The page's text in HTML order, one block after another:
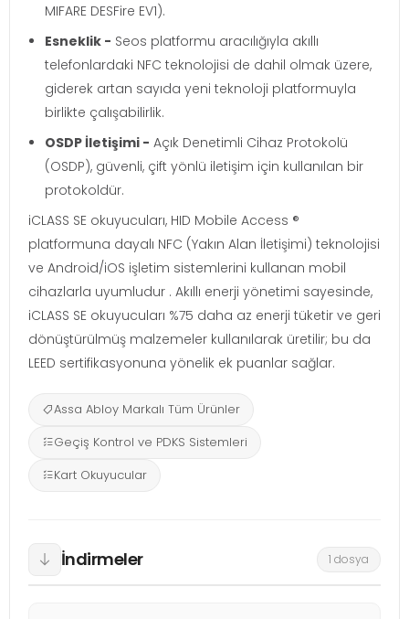
MIFARE DESFire EV1).
Esneklik - Seos platformu aracılığıyla akıllı
telefonlardaki NFC teknolojisi de dahil olmak üzere,
giderek artan sayıda yeni teknoloji platformuyla
birlikte çalışabilirlik.
OSDP İletişimi - Açık Denetimli Cihaz Protokolü
(OSDP), güvenli, çift yönlü iletişim için kullanılan bir
protokoldür.
iCLASS SE okuyucuları, HID Mobile Access ®
platformuna dayalı NFC (Yakın Alan İletişimi) teknolojisi
ve Android/iOS işletim sistemlerini kullanan mobil
cihazlarla uyumludur . Akıllı enerji yönetimi sayesinde,
iCLASS SE okuyucuları %75 daha az enerji tüketir ve geri
dönüştürülmüş malzemeler kullanılarak üretilir; bu da
LEED sertifikasyonuna yönelik ek puanlar sağlar.
Assa Abloy Markalı Tüm Ürünler
Geçiş Kontrol ve PDKS Sistemleri
Kart Okuyucular
İndirmeler 1 dosya